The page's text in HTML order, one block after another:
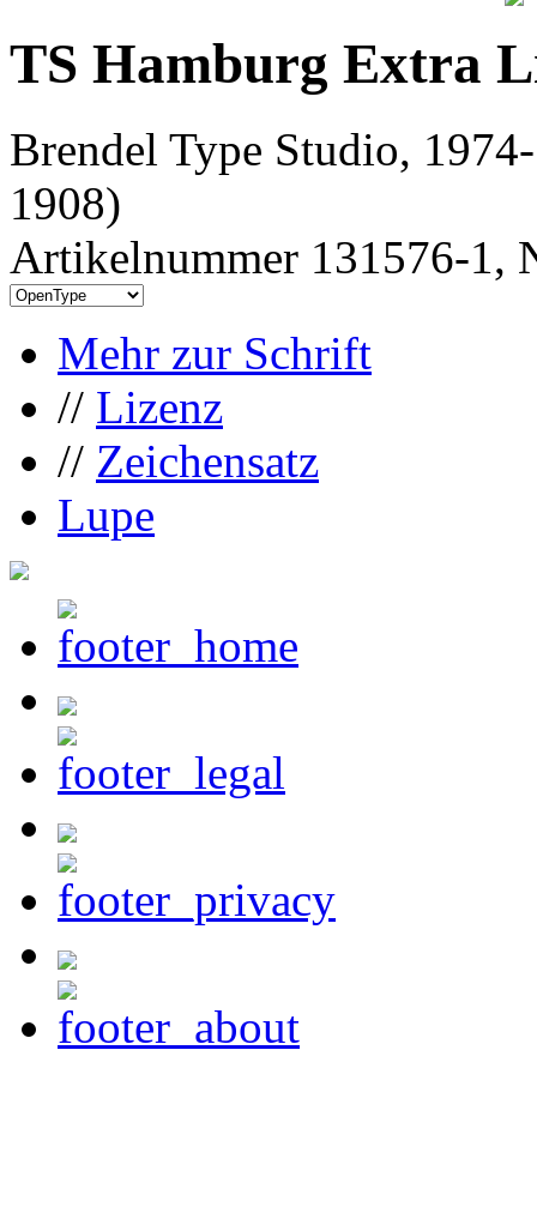
TS Hamburg Extra
Brendel Type Studio,
1908)
Artikelnummer 131576-1,
Mehr zur Schrift
// Lizenz
// Zeichensatz
Lupe